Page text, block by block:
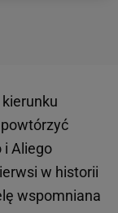
i Aliego
w historii
wspomniana